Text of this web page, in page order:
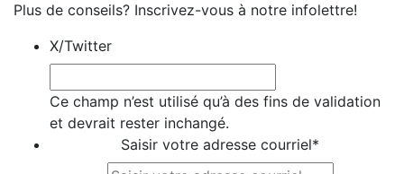
Plus de conseils? Inscrivez-vous à notre infolettre!
X/Twitter
Ce champ n’est utilisé qu’à des fins de validation
et devrait rester inchangé.
Saisir votre adresse courriel*